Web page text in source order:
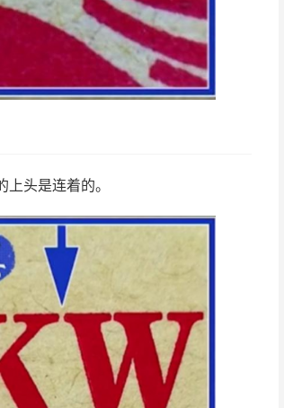
上头是连着的。